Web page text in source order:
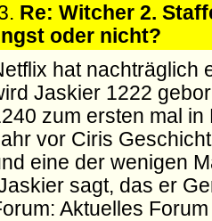
Re: Witcher 2.
oder nicht?
hat nachträglich
Jaskier 1222
zum ersten mal
vor Ciris
eine der wenigen
sagt, das er
Aktuelles Forum